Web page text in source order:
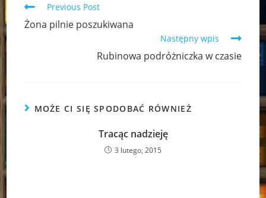
Read
more
articles
Previous Post
Żona pilnie poszukiwana
Następny wpis
Rubinowa podróżniczka w czasie
MOŻE CI SIĘ SPODOBAĆ RÓWNIEŻ
Tracąc nadzieję
3 lutego, 2015